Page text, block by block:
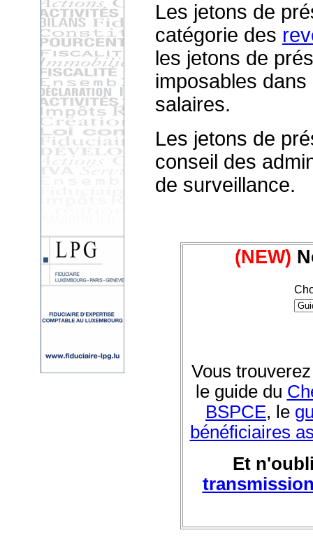
Les jetons de
catégorie des
les jetons de
imposables
salaires.
Les jetons de
conseil des
de surveillance.
(NEW)
Vous
le guide du
BSPCE, le
bénéficiaires
Et